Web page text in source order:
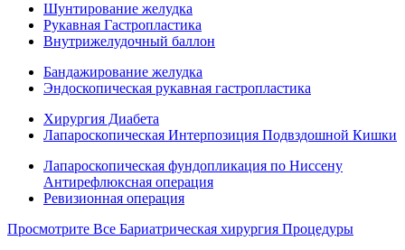
Шунтирование желудка
Рукавная Гастропластика
Внутрижелудочный баллон
Бандажирование желудка
Эндоскопическая рукавная гастропластика
Хирургия Диабета
Лапароскопическая Интерпозиция Подвздошной Кишки
Лапароскопическая фундопликация по Ниссену
Антирефлюксная операция
Ревизионная операция
Просмотрите Все Бариатрическая хирургия Процедуры